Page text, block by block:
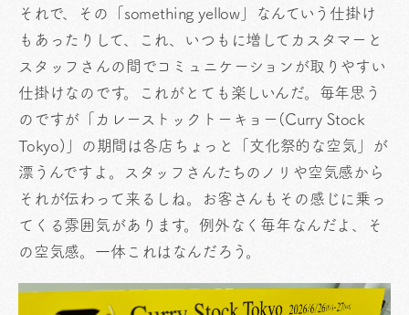
それで、その「something yellow」なんていう仕掛け
もあったりして、これ、いつもに増してカスタマーと
スタッフさんの間でコミュニケーションが取りやすい
仕掛けなのです。これがとても楽しいんだ。毎年思う
のですが「カレーストックトーキョー(Curry Stock
Tokyo)」の期間は各店ちょっと「文化祭的な空気」が
漂うんですよ。スタッフさんたちのノリや空気感から
それが伝わって来るしね。お客さんもその感じに乗っ
てくる雰囲気があります。例外なく毎年なんだよ、そ
の空気感。一体これはなんだろう。